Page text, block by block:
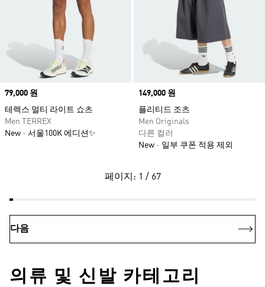
Price
79,000 원
테렉스 멀티 라이트 쇼츠
Men TERREX
New
서울100K 에디션✨
Price
149,000 원
플리티드 조츠
Men Originals
다른 컬러
New
일부 쿠폰 적용 제외
페이지: 1 / 67
다음
의류 및 신발 카테고리